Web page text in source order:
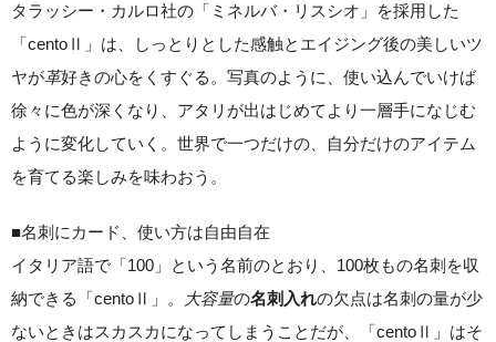
タラッシー・カルロ社の「ミネルバ・リスシオ」を採用した
「centoⅡ」は、しっとりとした感触とエイジング後の美しいツ
ヤが革好きの心をくすぐる。写真のように、使い込んでいけば
徐々に色が深くなり、アタリが出はじめてより一層手になじむ
ように変化していく。世界で一つだけの、自分だけのアイテム
を育てる楽しみを味わおう。
■名刺にカード、使い方は自由自在
イタリア語で「100」という名前のとおり、100枚もの名刺を収
納できる「centoⅡ」。
大容量の名刺入れの欠点は名刺の量が少
ないときはスカスカになってしまうことだが、「centoⅡ」はそ